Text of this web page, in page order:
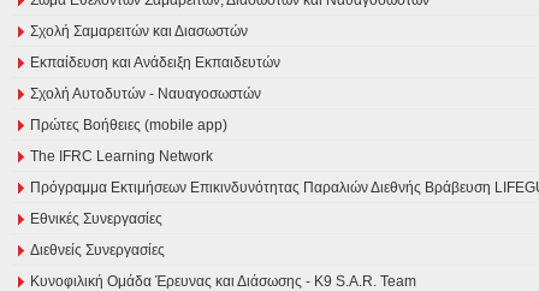
Σχολή Σαμαρειτών και Διασωστών
Εκπαίδευση και Ανάδειξη Εκπαιδευτών
Σχολή Αυτοδυτών - Ναυαγοσωστών
Πρώτες Βοήθειες (mobile app)
The IFRC Learning Network
Πρόγραμμα Εκτιμήσεων Επικινδυνότητας Παραλιών Διεθνής Βράβευση
Εθνικές Συνεργασίες
Διεθνείς Συνεργασίες
Κυνοφιλική Ομάδα Έρευνας και Διάσωσης - Κ9 S.A.R. Team